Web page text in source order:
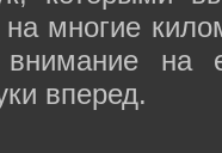
на многие
внимание на
вперед.